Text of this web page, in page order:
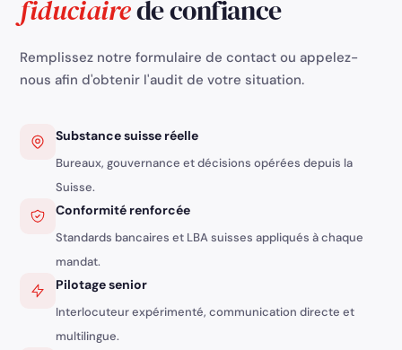
fiduciairede confiance
Remplissez notre formulaire de contact ou appelez-
nous afin d'obtenir l'audit de votre situation.
Substance suisse réelle
Bureaux, gouvernance et décisions opérées depuis la
Suisse.
Conformité renforcée
Standards bancaires et LBA suisses appliqués à chaque
mandat.
Pilotage senior
Interlocuteur expérimenté, communication directe et
multilingue.